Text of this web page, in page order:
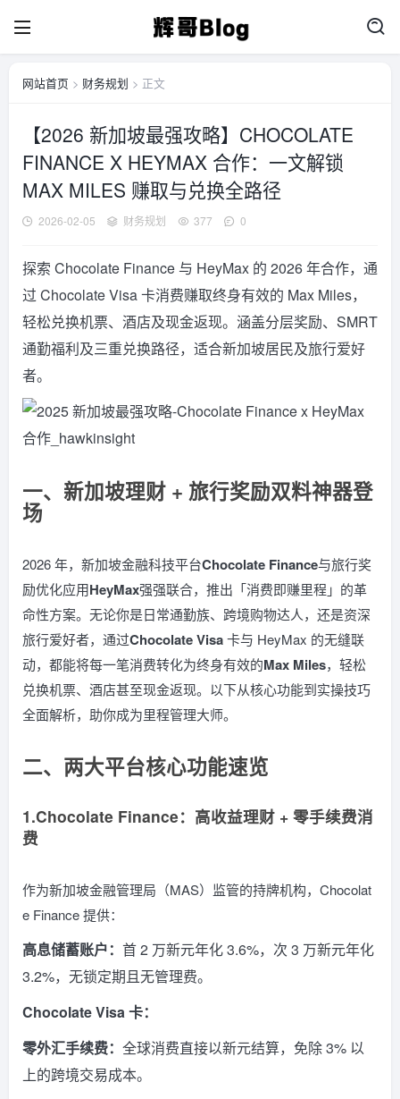
网站首页 > 财务规划 > 正文
【2026 新加坡最强攻略】CHOCOLATE
FINANCE X HEYMAX 合作：一文解锁
MAX MILES 赚取与兑换全路径
2026-02-05 财务规划 377 0
探索 Chocolate Finance 与 HeyMax 的 2026 年合作，通
过 Chocolate Visa 卡消费赚取终身有效的 Max Miles，
轻松兑换机票、酒店及现金返现。涵盖分层奖励、SMRT
通勤福利及三重兑换路径，适合新加坡居民及旅行爱好
者。
一、新加坡理财 + 旅行奖励双料神器登
场
2026 年，新加坡金融科技平台Chocolate Finance与旅行奖
励优化应用HeyMax强强联合，推出「消费即赚里程」的革
命性方案。无论你是日常通勤族、跨境购物达人，还是资深
旅行爱好者，通过Chocolate Visa卡与 HeyMax 的无缝联
动，都能将每一笔消费转化为终身有效的Max Miles，轻松
兑换机票、酒店甚至现金返现。以下从核心功能到实操技巧
全面解析，助你成为里程管理大师。
二、两大平台核心功能速览
1.Chocolate Finance：高收益理财 + 零手续费消
费
作为新加坡金融管理局（MAS）监管的持牌机构，Chocolat
e Finance 提供：
高息储蓄账户： 首 2 万新元年化 3.6%，次 3 万新元年化
3.2%，无锁定期且无管理费。
Chocolate Visa 卡：
零外汇手续费： 全球消费直接以新元结算，免除 3% 以
上的跨境交易成本。